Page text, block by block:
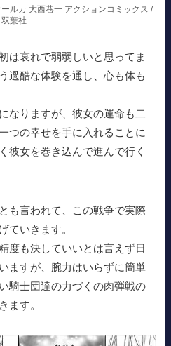
ルカ 大西巷一 アクションコミックス /
双葉社
は哀れで弱弱しいと思ってま
過酷な体験を通し、心も体も
なりますが、彼女の運命も二
つの幸せを手に入れることに
彼女を巻き込んで進んで行く
も言われて、この戦争で実際
ていきます。
度も決していいとは言えず日
ますが、腕力はいらずに簡単
騎士団達の力づくの肉弾戦の
ます。